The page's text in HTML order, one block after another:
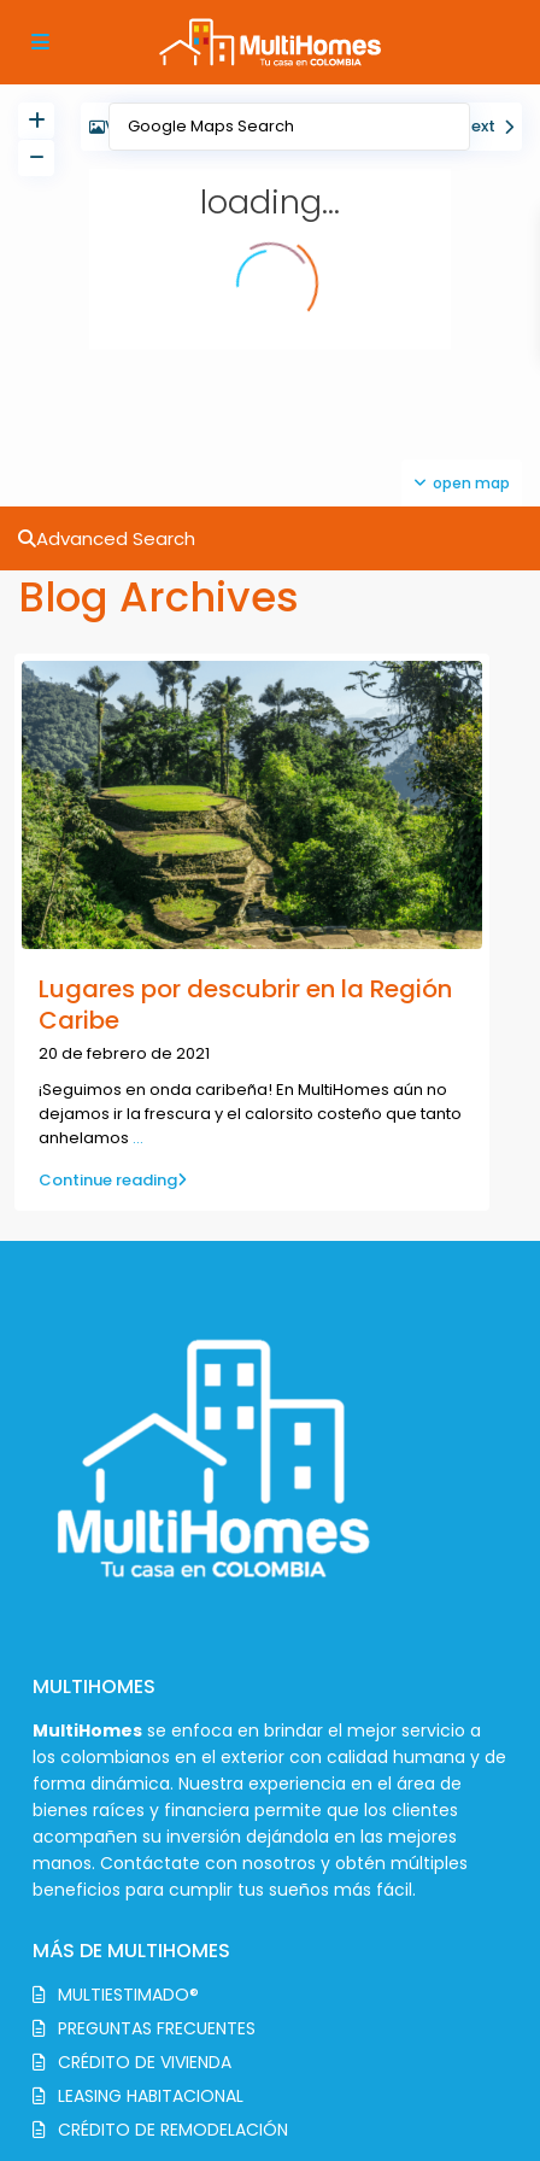
loading...
open map
View My Location Next
Advanced Search
Blog Archives
Lugares por descubrir en la Región
Caribe
20 de febrero de 2021
¡Seguimos en onda caribeña! En MultiHomes aún no
dejamos ir la frescura y el calorsito costeño que tanto
anhelamos ...
Continue reading
MULTIHOMES
MultiHomes se enfoca en brindar el mejor servicio a
los colombianos en el exterior con calidad humana y de
forma dinámica. Nuestra experiencia en el área de
bienes raíces y financiera permite que los clientes
acompañen su inversión dejándola en las mejores
manos. Contáctate con nosotros y obtén múltiples
beneficios para cumplir tus sueños más fácil.
MÁS DE MULTIHOMES
MULTIESTIMADO®
PREGUNTAS FRECUENTES
CRÉDITO DE VIVIENDA
LEASING HABITACIONAL
CRÉDITO DE REMODELACIÓN